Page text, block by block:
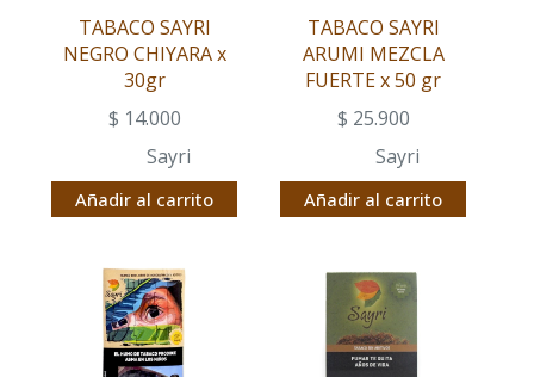
TABACO SAYRI
NEGRO CHIYARA x
30gr
$ 14.000
Sayri
Añadir al carrito
TABACO SAYRI
ARUMI MEZCLA
FUERTE x 50 gr
$ 25.900
Sayri
Añadir al carrito